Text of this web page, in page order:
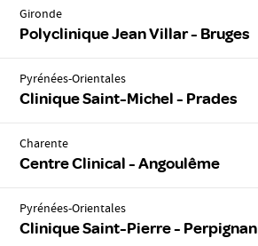
Gironde
Polyclinique Jean Villar - Bruges
Pyrénées-Orientales
Clinique Saint-Michel - Prades
Charente
Centre Clinical - Angoulême
Pyrénées-Orientales
Clinique Saint-Pierre - Perpignan